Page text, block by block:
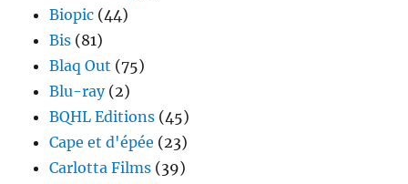
Biopic (44)
Bis (81)
Blaq Out (75)
Blu-ray(2)
BQHL Editions (45)
Cape et d'épée (23)
Carlotta Films (39)